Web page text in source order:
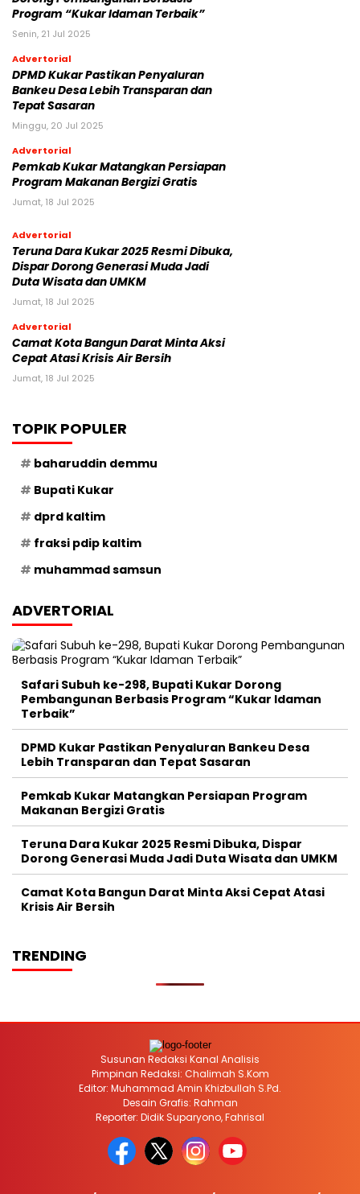
Program “Kukar Idaman Terbaik”
Senin, 21 Jul 2025
Advertorial
DPMD Kukar Pastikan Penyaluran
Bankeu Desa Lebih Transparan dan
Tepat Sasaran
Minggu, 20 Jul 2025
Advertorial
Pemkab Kukar Matangkan Persiapan
Program Makanan Bergizi Gratis
Jumat, 18 Jul 2025
Advertorial
Teruna Dara Kukar 2025 Resmi Dibuka,
Dispar Dorong Generasi Muda Jadi
Duta Wisata dan UMKM
Jumat, 18 Jul 2025
Advertorial
Camat Kota Bangun Darat Minta Aksi
Cepat Atasi Krisis Air Bersih
Jumat, 18 Jul 2025
TOPIK POPULER
baharuddin demmu
Bupati Kukar
dprd kaltim
fraksi pdip kaltim
muhammad samsun
ADVERTORIAL
Safari Subuh ke-298, Bupati Kukar Dorong
Pembangunan Berbasis Program “Kukar Idaman
Terbaik”
DPMD Kukar Pastikan Penyaluran Bankeu Desa
Lebih Transparan dan Tepat Sasaran
Pemkab Kukar Matangkan Persiapan Program
Makanan Bergizi Gratis
Teruna Dara Kukar 2025 Resmi Dibuka, Dispar
Dorong Generasi Muda Jadi Duta Wisata dan UMKM
Camat Kota Bangun Darat Minta Aksi Cepat Atasi
Krisis Air Bersih
TRENDING
Susunan Redaksi Kanal Analisis
Pimpinan Redaksi: Chalimah S.Kom
Editor: Muhammad Amin Khizbullah S.Pd.
Desain Grafis: Rahman
Reporter: Didik Suparyono, Fahrisal